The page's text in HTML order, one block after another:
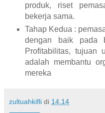
produk, riset
bekerja sama.
Tahap Kedua :
dengan baik pada
Profitabilitas, tujuan
adalah membantu
mereka
zultuahkifli di 14.14